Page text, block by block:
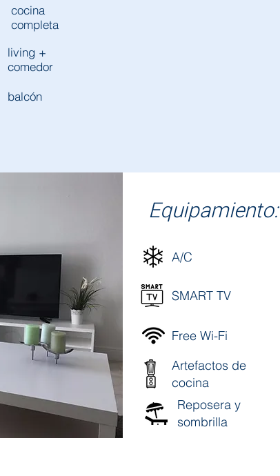
cocina
completa
living +
comedor
balcón
Equipamiento:
A/C
SMART TV
Free Wi-Fi
Artefactos de
cocina
Reposera y
sombrilla